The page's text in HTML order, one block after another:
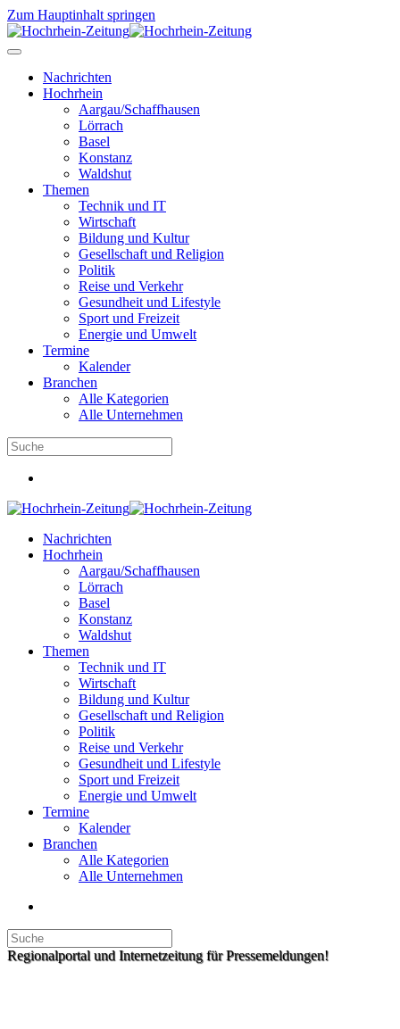
Zum Hauptinhalt springen
Nachrichten
Hochrhein
Aargau/Schaffhausen
Lörrach
Basel
Konstanz
Waldshut
Themen
Technik und IT
Wirtschaft
Bildung und Kultur
Gesellschaft und Religion
Politik
Reise und Verkehr
Gesundheit und Lifestyle
Sport und Freizeit
Energie und Umwelt
Termine
Kalender
Branchen
Alle Kategorien
Alle Unternehmen
Nachrichten
Hochrhein
Aargau/Schaffhausen
Lörrach
Basel
Konstanz
Waldshut
Themen
Technik und IT
Wirtschaft
Bildung und Kultur
Gesellschaft und Religion
Politik
Reise und Verkehr
Gesundheit und Lifestyle
Sport und Freizeit
Energie und Umwelt
Termine
Kalender
Branchen
Alle Kategorien
Alle Unternehmen
Regionalportal und Internetzeitung für Pressemeldungen!